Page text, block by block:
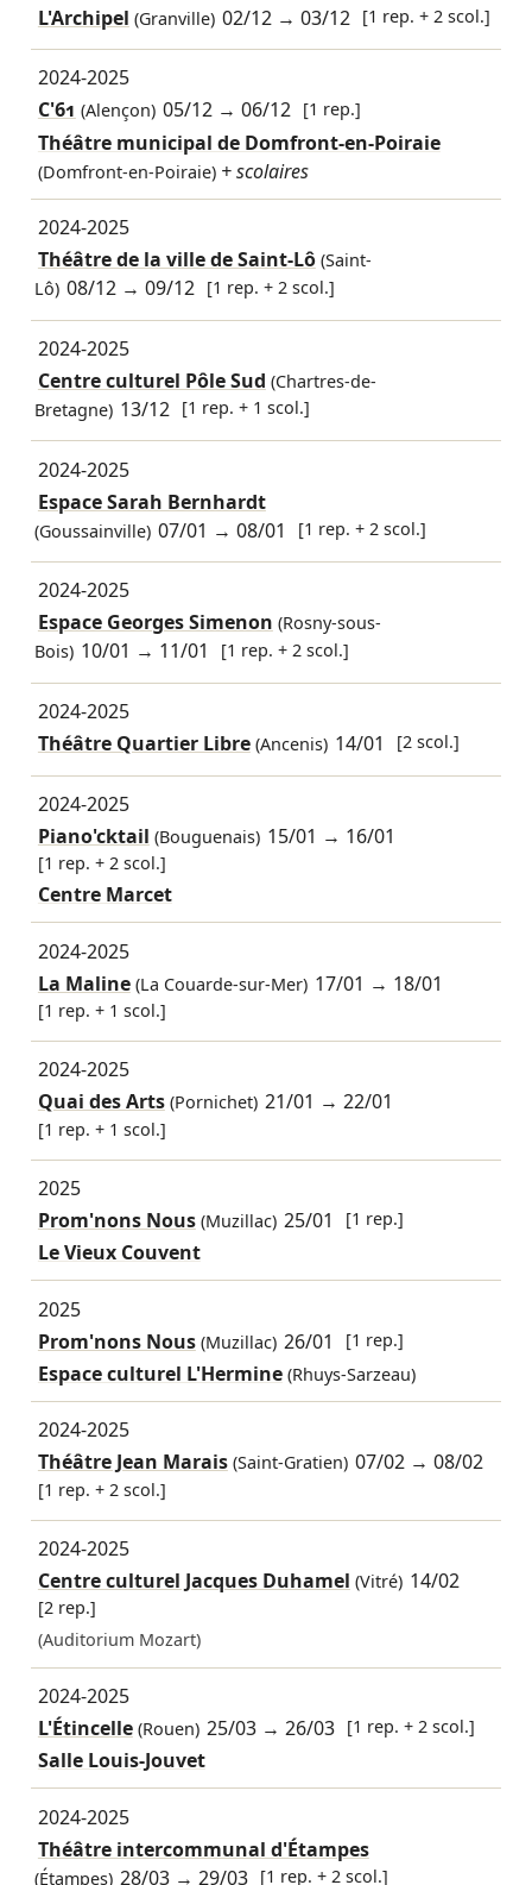
L'Archipel (Granville) 02/12 →03/12 [1 rep. + 2 scol.]
2024-2025
C'61 (Alençon) 05/12 →06/12 [1 rep.]
Théâtre municipal de Domfront-en-Poiraie
(Domfront-en-Poiraie) + scolaires
2024-2025
Théâtre de la ville de Saint-Lô(Saint-
Lô) 08/12 →09/12 [1 rep. + 2 scol.]
2024-2025
Centre culturel Pôle Sud (Chartres-de-
Bretagne) 13/12 [1 rep. + 1 scol.]
2024-2025
Espace Sarah Bernhardt
(Goussainville) 07/01 →08/01 [1 rep. + 2 scol.]
2024-2025
Espace Georges Simenon (Rosny-sous-
Bois) 10/01 → 11/01 [1 rep. + 2 scol.]
2024-2025
Théâtre Quartier Libre(Ancenis) 14/01 [2 scol.]
2024-2025
Piano'cktail (Bouguenais) 15/01 → 16/01
[1 rep. + 2 scol.]
Centre Marcet
2024-2025
La Maline(La Couarde-sur-Mer) 17/01 → 18/01
[1 rep. + 1 scol.]
2024-2025
Quai des Arts(Pornichet) 21/01 →22/01
[1 rep. + 1 scol.]
2025
Prom'nons Nous(Muzillac) 25/01 [1 rep.]
Le Vieux Couvent
2025
Prom'nons Nous(Muzillac) 26/01 [1 rep.]
Espace culturel L'Hermine (Rhuys-Sarzeau)
2024-2025
Théâtre Jean Marais(Saint-Gratien) 07/02 →08/02
[1 rep. + 2 scol.]
2024-2025
Centre culturel Jacques Duhamel (Vitré) 14/02
[2 rep.]
(Auditorium Mozart)
2024-2025
L'Étincelle(Rouen) 25/03 →26/03 [1 rep. + 2 scol.]
Salle Louis-Jouvet
2024-2025
Théâtre intercommunal d'Étampes
(Étampes) 28/03 →29/03 [1 rep. + 2 scol.]